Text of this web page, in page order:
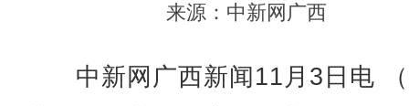
来源：中新网广西
中新网广西新闻11月3日电